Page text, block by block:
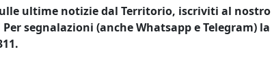
ultime notizie dal Territorio, iscriviti al
Per segnalazioni (anche Whatsapp e Telegram)